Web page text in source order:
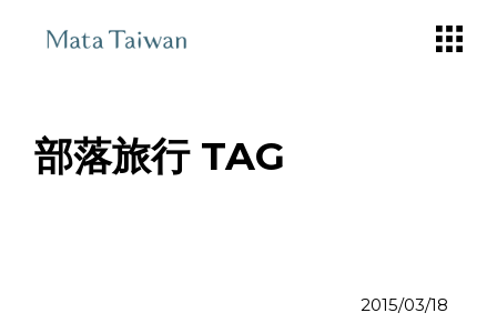
部落旅行 TAG
2015/03/18